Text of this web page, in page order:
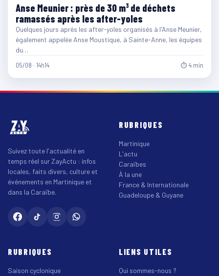
Anse Meunier : près de 30 m³ de déchets
ramassés après les after-yoles
Quelques jours après les after-yoles organisés à l'Anse Meunier,
également appelée Anse Moustique, à Sainte-Anne, les équipes
du…
05/08 · 14h14 ⏱ 4 min
Suivez toute l'actualité en
temps réel sur ZayActu : infos
locales, faits divers, culture et
événements en Martinique et
dans la Caraïbe.
RUBRIQUES
Martinique
L'actu
Caraïbes
À la une
France & Internationale
Guadeloupe & Guyane
RUBRIQUES
Saison cyclonique
LIENS UTILES
Qui sommes-nous ?